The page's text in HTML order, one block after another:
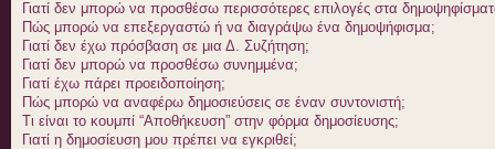
Γιατί δεν μπορώ να προσθέσω περισσότερες επιλογές στα
Πώς μπορώ να επεξεργαστώ ή να διαγράψω ένα δημοψήφισμα;
Γιατί δεν έχω πρόσβαση σε μια Δ. Συζήτηση;
Γιατί δεν μπορώ να προσθέσω συνημμένα;
Γιατί έχω πάρει προειδοποίηση;
Πώς μπορώ να αναφέρω δημοσιεύσεις σε έναν συντονιστή;
Τι είναι το κουμπί “Αποθήκευση” στην φόρμα δημοσίευσης;
Γιατί η δημοσίευση μου πρέπει να εγκριθεί;